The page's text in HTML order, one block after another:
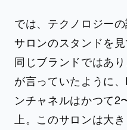
では、テクノロジー
サロンのスタンドを
同じブランドではあ
が言っていたように
ンチャネルはかつて2
上。このサロンは大